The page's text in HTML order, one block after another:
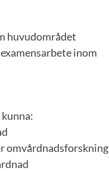
huvudområdet
inom
omvårdnadsforskning